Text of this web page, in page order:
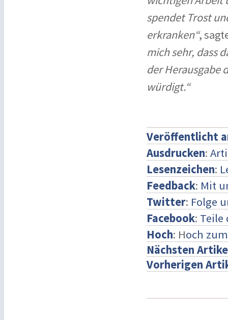
spendet Trost
erkranken“,
mich sehr, dass
der Herausgabe
würdigt.“
Veröffentlicht
Ausdrucken:
Lesenzeichen:
Feedback: Mit
Twitter: Folge
Facebook: Teile
Hoch: Hoch
Nächsten
Vorherigen